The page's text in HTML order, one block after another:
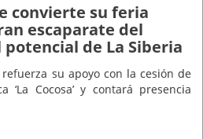
convierte su feria
escaparate del
de La Siberia
su apoyo con la cesión de
Cocosa’ y contará presencia